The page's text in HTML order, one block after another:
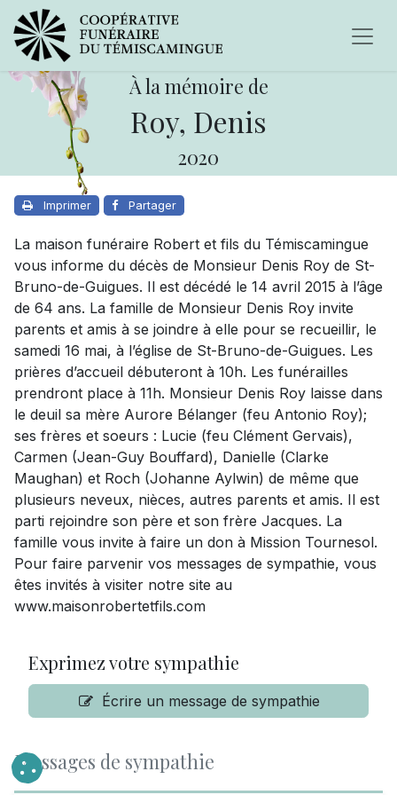
À la mémoire de
Roy, Denis
2020
Imprimer Partager
La maison funéraire Robert et fils du Témiscamingue
vous informe du décès de Monsieur Denis Roy de St-
Bruno-de-Guigues. Il est décédé le 14 avril 2015 à l’âge
de 64 ans. La famille de Monsieur Denis Roy invite
parents et amis à se joindre à elle pour se recueillir, le
samedi 16 mai, à l’église de St-Bruno-de-Guigues. Les
prières d’accueil débuteront à 10h. Les funérailles
prendront place à 11h. Monsieur Denis Roy laisse dans
le deuil sa mère Aurore Bélanger (feu Antonio Roy);
ses frères et soeurs : Lucie (feu Clément Gervais),
Carmen (Jean-Guy Bouffard), Danielle (Clarke
Maughan) et Roch (Johanne Aylwin) de même que
plusieurs neveux, nièces, autres parents et amis. Il est
parti rejoindre son père et son frère Jacques. La
famille vous invite à faire un don à Mission Tournesol.
Pour faire parvenir vos messages de sympathie, vous
êtes invités à visiter notre site au
www.maisonrobertetfils.com
Exprimez votre sympathie
Écrire un message de sympathie
Messages de sympathie